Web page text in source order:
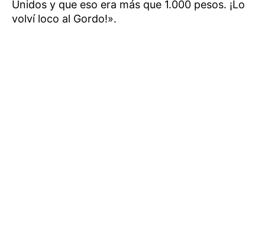
Unidos y que eso era más que 1.000 pesos. ¡Lo
volví loco al Gordo!».